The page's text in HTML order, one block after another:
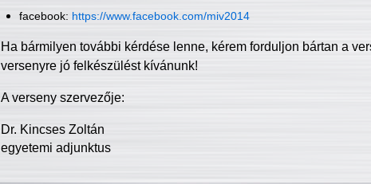
facebook: https://www.facebook.com/miv2014
Ha bármilyen további kérdése lenne, kérem forduljon bártan a
versenyre jó felkészülést kívánunk!
A verseny szervezője:
Dr. Kincses Zoltán
egyetemi adjunktus